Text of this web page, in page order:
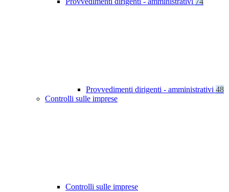
Provvedimenti dirigenti - amministrativi 48
Controlli sulle imprese
Controlli sulle imprese